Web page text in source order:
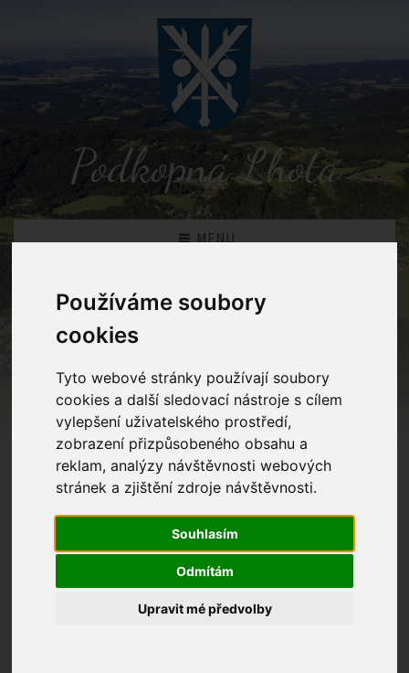
Používáme soubory
cookies
Tyto webové stránky používají soubory
cookies a další sledovací nástroje s cílem
vylepšení uživatelského prostředí,
zobrazení přizpůsobeného obsahu a
reklam, analýzy návštěvnosti webových
stránek a zjištění zdroje návštěvnosti.
Souhlasím
Odmítám
Upravit mé předvolby
Podkopná Lhota
MENU
Detail novinky